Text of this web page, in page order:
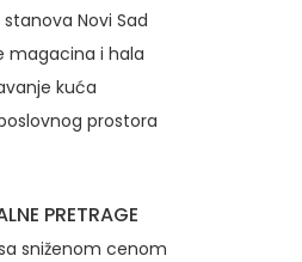
Novi Sad
magacina i hala
kuća
prostora
PRETRAGE
sniženom cenom